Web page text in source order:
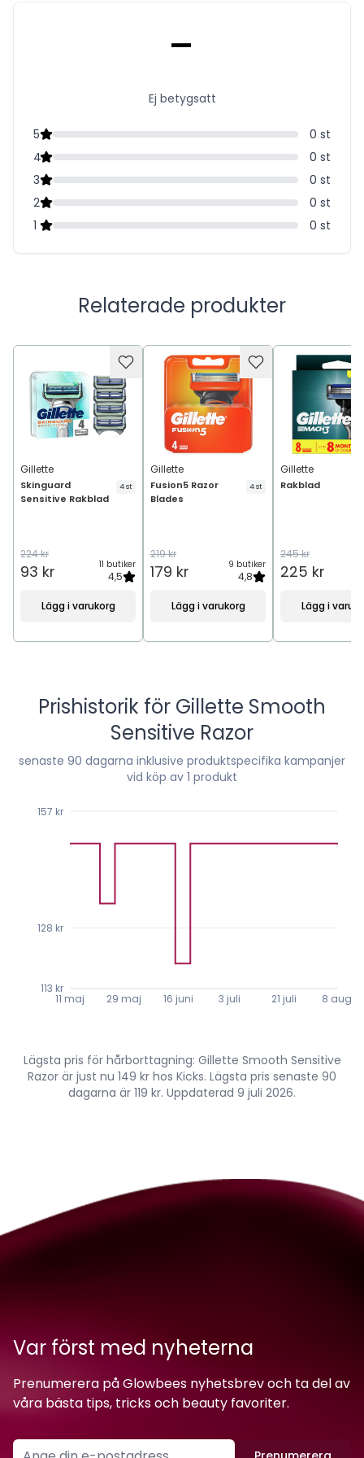
-
Ej betygsatt
5 0 st
4
0 st
3
0 st
2
0 st
1
0 st
Relaterade produkter
Gillette
Skinguard
Sensitive Rakblad
4 st
224 kr
93 kr 11 butiker
4,5
Lägg i varukorg
Gillette
Fusion5 Razor
Blades
4 st
219 kr
179 kr 9 butiker
4,8
Lägg i varukorg
Gillette
Rakblad
245 kr
225 kr
Lägg i
Prishistorik för Gillette Smooth
Sensitive Razor
senaste 90 dagarna inklusive produktspecifika kampanjer
vid köp av 1 produkt
11 maj 29 maj 16 juni 3 juli 21 juli 8 aug.
113 kr
128 kr
157 kr
Lägsta pris för hårborttagning: Gillette Smooth Sensitive
Razor är just nu 149 kr hos Kicks. Lägsta pris senaste 90
dagarna är 119 kr. Uppdaterad 9 juli 2026.
Var först med nyheterna
Prenumerera på Glowbees nyhetsbrev och ta del av
våra bästa tips, tricks och beauty favoriter.